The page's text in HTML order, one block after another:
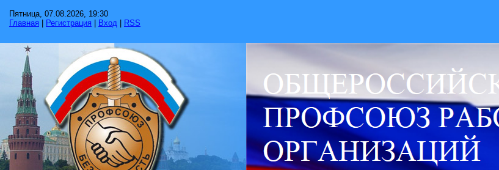
Пятница, 07.08.2026, 19:30
Главная
Регистрация Вход RSS